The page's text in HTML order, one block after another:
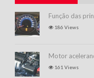
Função das
186 Views
Motor
161 Views